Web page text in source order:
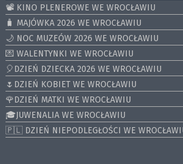
📽️ KINO PLENEROWE WE WROCŁAWIU
🧳 MAJÓWKA 2026 WE WROCŁAWIU
🌙 NOC MUZEÓW 2026 WE WROCŁAWIU
💌 WALENTYNKI WE WROCŁAWIU
🎈DZIEŃ DZIECKA 2026 WE WROCŁAWIU
🌷DZIEŃ KOBIET WE WROCŁAWIU
🌹DZIEŃ MATKI WE WROCŁAWIU
🎓JUWENALIA WE WROCŁAWIU
🇵🇱 DZIEŃ NIEPODLEGŁOŚCI WE